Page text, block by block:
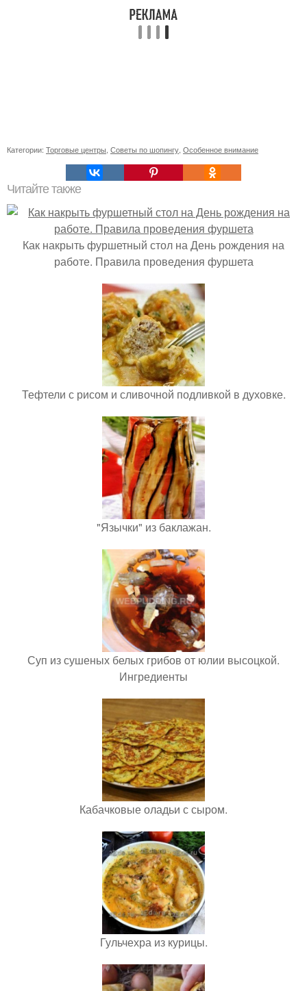
Категории: Торговые центры Советы по шопингу Особенное внимание
Читайте также
Как накрыть фуршетный стол на День рождения на
работе. Правила проведения фуршета
Тефтели с рисом и сливочной подливкой в духовке.
"Язычки" из баклажан.
Суп из сушеных белых грибов от юлии высоцкой.
Ингредиенты
Кабачковые оладьи с сыром.
Гульчехра из курицы.